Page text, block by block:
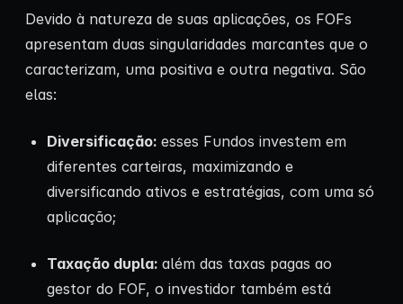
Devido à natureza de suas aplicações, os FOFs
apresentam duas singularidades marcantes que o
caracterizam, uma positiva e outra negativa. São
elas:
Diversificação: esses Fundos investem em
diferentes carteiras, maximizando e
diversificando ativos e estratégias, com uma só
aplicação;
Taxação dupla: além das taxas pagas ao
gestor do FOF, o investidor também está